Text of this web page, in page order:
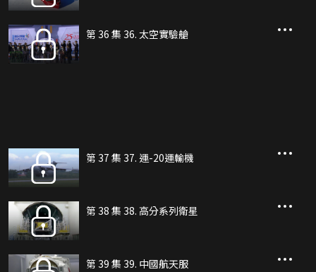
第 36 集 36. 太空實驗艙
第 37 集 37. 運-20運輸機
第 38 集 38. 高分系列衛星
第 39 集 39. 中國航天服